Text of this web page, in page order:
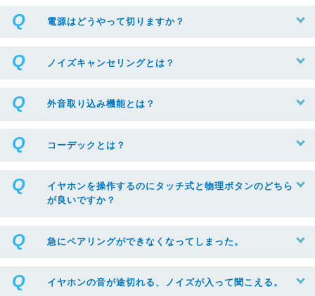
電源はどうやって切りますか？
ノイズキャンセリングとは？
外音取り込み機能とは？
コーデックとは？
イヤホンを操作するのにタッチ式と物理ボタンのどちら
が良いですか？
急にペアリングができなくなってしまった。
イヤホンの音が途切れる、ノイズが入って聞こえる。